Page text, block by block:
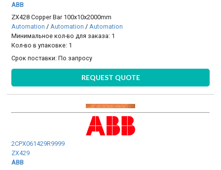
ABB
ZX428 Copper Bar 100x10x2000mm
Automation /Automation /Automation
Минимальное кол-во для заказа: 1
Кол-во в упаковке: 1
Срок поставки:По запросу
REQUEST QUOTE
2CPX061429R9999
ZX429
ABB